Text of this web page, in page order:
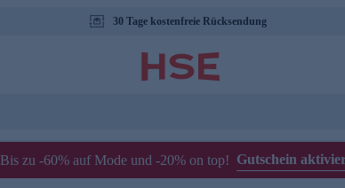
30 Tage kostenfreie Rücksendung
Bis zu -60% auf Mode und -20% on top! Gutschein